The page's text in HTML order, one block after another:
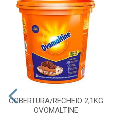
COBERTURA/RECHEIO 2,1KG
OVOMALTINE